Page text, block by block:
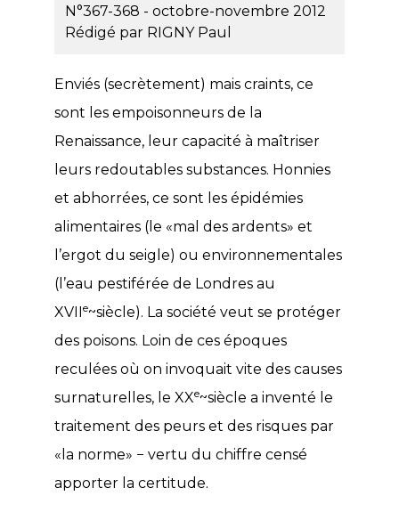
N°367-368 - octobre-novembre 2012
Rédigé par RIGNY Paul
Enviés (secrètement) mais craints, ce
sont les empoisonneurs de la
Renaissance, leur capacité à maîtriser
leurs redoutables substances. Honnies
et abhorrées, ce sont les épidémies
alimentaires (le «mal des ardents» et
l’ergot du seigle) ou environnementales
(l’eau pestiférée de Londres au
XVIIe~siècle). La société veut se protéger
des poisons. Loin de ces époques
reculées où on invoquait vite des causes
surnaturelles, le XXe~siècle a inventé le
traitement des peurs et des risques par
«la norme» − vertu du chiffre censé
apporter la certitude.